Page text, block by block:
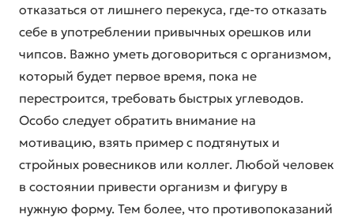
отказаться от лишнего перекуса, где-то отказать
себе в употреблении привычных орешков или
чипсов. Важно уметь договориться с организмом,
который будет первое время, пока не
перестроится, требовать быстрых углеводов.
Особо следует обратить внимание на
мотивацию, взять пример с подтянутых и
стройных ровесников или коллег. Любой человек
в состоянии привести организм и фигуру в
нужную форму. Тем более, что противопоказаний